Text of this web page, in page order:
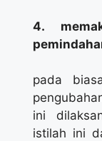
4.
pada
ini
istilah ini